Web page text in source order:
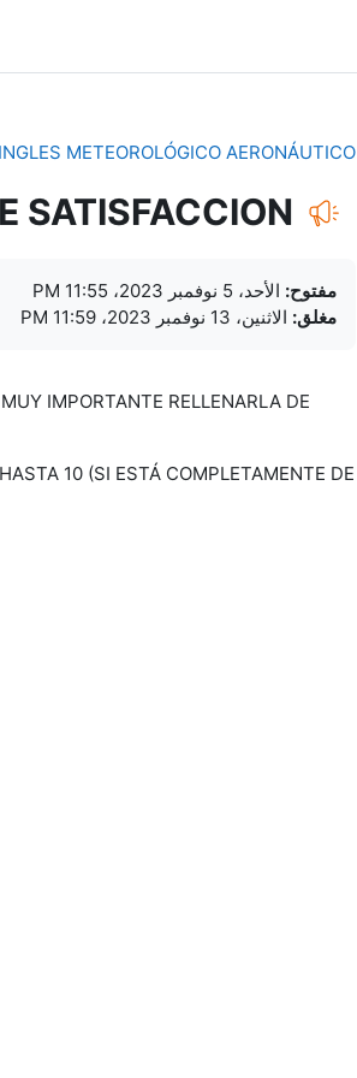
INGLES METEOROLÓGICO AERONÁUTICO
SATISFACCION
مفتوح: الأحد، 5 نوفمبر 2023، 11:55 PM
مغلق: الاثنين، 13 نوفمبر 2023، 11:59 PM
IMPORTANTE RELLENARLA DE
10 (SI ESTÁ COMPLETAMENTE DE